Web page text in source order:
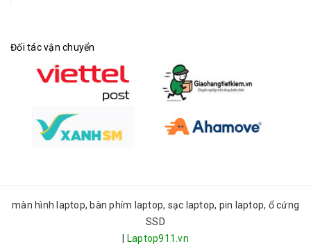
Đối tác vận chuyển
màn hình laptop, bàn phím laptop, sạc laptop, pin laptop, ổ cứng
SSD
Laptop911.vn